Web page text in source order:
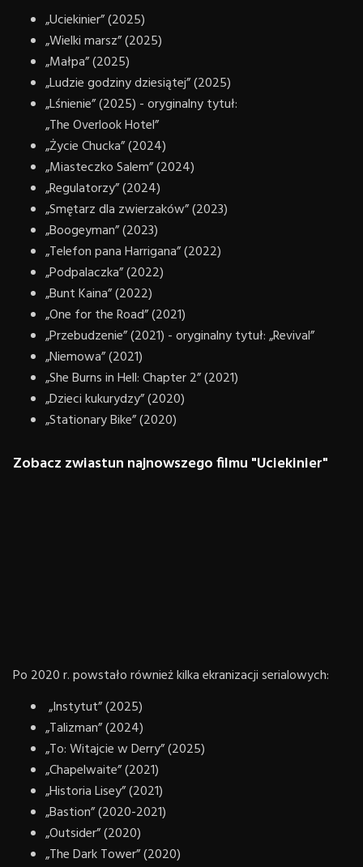
„Uciekinier” (2025)
„Wielki marsz” (2025)
„Małpa” (2025)
„Ludzie godziny dziesiątej” (2025)
„Lśnienie” (2025) - oryginalny tytuł:
„The Overlook Hotel”
„Życie Chucka” (2024)
„Miasteczko Salem” (2024)
„Regulatorzy” (2024)
„Smętarz dla zwierzaków” (2023)
„Boogeyman” (2023)
„Telefon pana Harrigana” (2022)
„Podpalaczka” (2022)
„Bunt Kaina” (2022)
„One for the Road” (2021)
„Przebudzenie” (2021) - oryginalny tytuł: „Revival”
„Niemowa” (2021)
„She Burns in Hell: Chapter 2” (2021)
„Dzieci kukurydzy” (2020)
„Stationary Bike” (2020)
Zobacz zwiastun najnowszego filmu "Uciekinier"
Po 2020 r. powstało również kilka ekranizacji serialowych:
„Instytut” (2025)
„Talizman” (2024)
„To: Witajcie w Derry” (2025)
„Chapelwaite” (2021)
„Historia Lisey” (2021)
„Bastion” (2020-2021)
„Outsider” (2020)
„The Dark Tower” (2020)